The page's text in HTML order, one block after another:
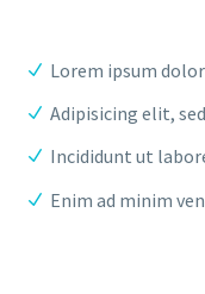
Lorem ipsum
Adipisicing elit,
Incididunt ut
Enim ad minim